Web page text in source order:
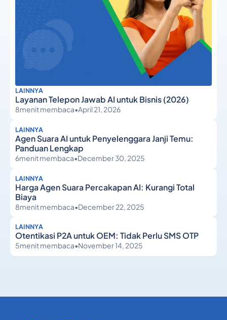
LAINNYA
Layanan Telepon Jawab AI untuk Bisnis (2026)
8menit membaca•April 21, 2026
LAINNYA
Agen Suara AI untuk Penyelenggara Janji Temu:
Panduan Lengkap
6menit membaca•December 30, 2025
LAINNYA
Harga Agen Suara Percakapan AI: Kurangi Total
Biaya
8menit membaca•December 22, 2025
LAINNYA
Otentikasi P2A untuk OEM: Tidak Perlu SMS OTP
5menit membaca•November 14, 2025